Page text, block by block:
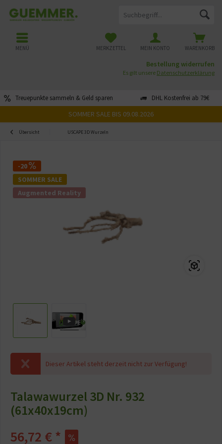
Treuepunkte sammeln & Geld sparen DHL Kostenfrei ab 79€
WARENKORB
MERKZETTEL MEIN KONTO
MENÜ
Bestellung widerrufen
Es gilt unsere Datenschutzerklärung
SOMMER SALE BIS 09.08.2026
Übersicht USCAPE 3D Wurzeln
-20
SOMMER SALE
Augmented Reality
Dieser Artikel steht derzeit nicht zur Verfügung!
Talawawurzel 3D Nr. 932
(61x40x19cm)
56,72 € *